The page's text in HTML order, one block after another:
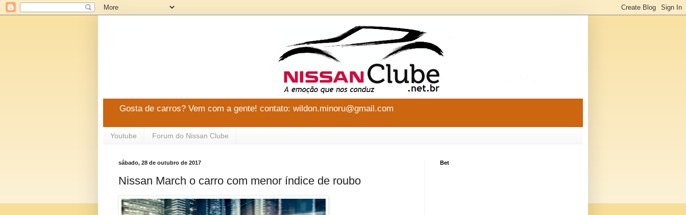
Gosta de carros? Vem com a gente! contato: wildon.minoru@gmail.com
Youtube Forum do Nissan Clube
sábado, 28 de outubro de 2017
Nissan March o carro com menor índice de roubo
Bet